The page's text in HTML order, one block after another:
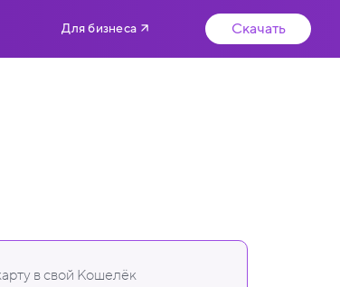
Для бизнеса Скачать
в свой Кошелёк